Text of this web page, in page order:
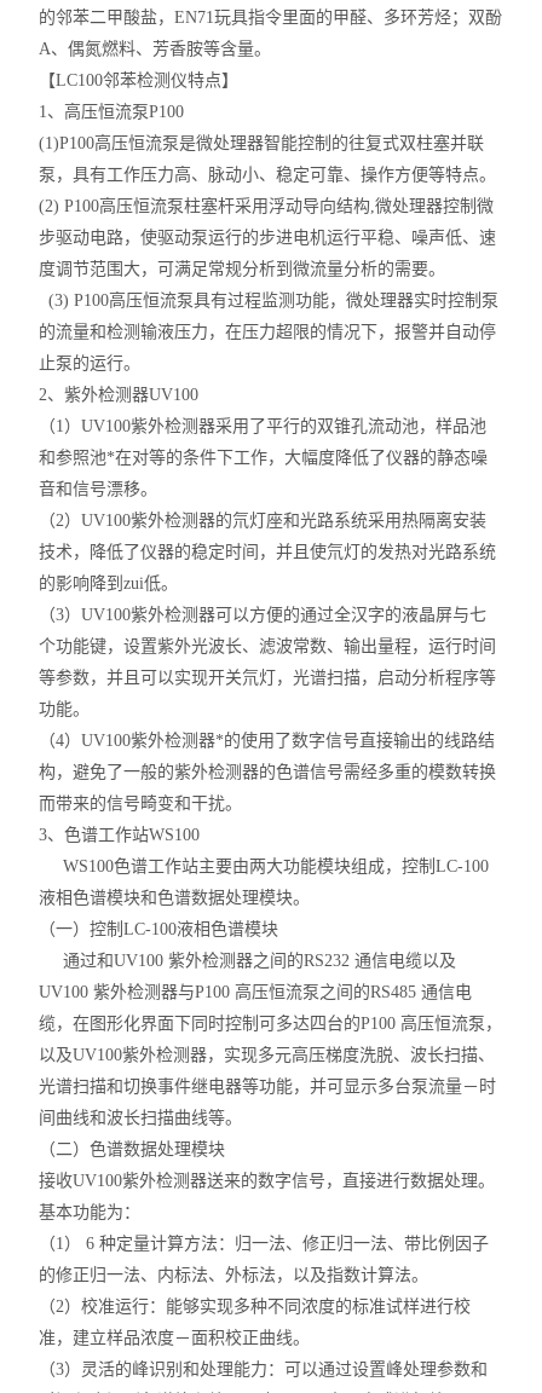
的邻苯二甲酸盐，EN71玩具指令里面的甲醛、多环芳烃；双酚
A、偶氮燃料、芳香胺等含量。
【LC100邻苯检测仪特点】
1、高压恒流泵P100
(1)P100高压恒流泵是微处理器智能控制的往复式双柱塞并联
泵，具有工作压力高、脉动小、稳定可靠、操作方便等特点。
(2) P100高压恒流泵柱塞杆采用浮动导向结构,微处理器控制微
步驱动电路，使驱动泵运行的步进电机运行平稳、噪声低、速
度调节范围大，可满足常规分析到微流量分析的需要。
(3) P100高压恒流泵具有过程监测功能，微处理器实时控制泵
的流量和检测输液压力，在压力超限的情况下，报警并自动停
止泵的运行。
2、紫外检测器UV100
（1）UV100紫外检测器采用了平行的双锥孔流动池，样品池
和参照池*在对等的条件下工作，大幅度降低了仪器的静态噪
音和信号漂移。
（2）UV100紫外检测器的氘灯座和光路系统采用热隔离安装
技术，降低了仪器的稳定时间，并且使氘灯的发热对光路系统
的影响降到zui低。
（3）UV100紫外检测器可以方便的通过全汉字的液晶屏与七
个功能键，设置紫外光波长、滤波常数、输出量程，运行时间
等参数，并且可以实现开关氘灯，光谱扫描，启动分析程序等
功能。
（4）UV100紫外检测器*的使用了数字信号直接输出的线路结
构，避免了一般的紫外检测器的色谱信号需经多重的模数转换
而带来的信号畸变和干扰。
3、色谱工作站WS100
WS100色谱工作站主要由两大功能模块组成，控制LC-100
液相色谱模块和色谱数据处理模块。
（一）控制LC-100液相色谱模块
通过和UV100 紫外检测器之间的RS232 通信电缆以及
UV100 紫外检测器与P100 高压恒流泵之间的RS485 通信电
缆，在图形化界面下同时控制可多达四台的P100 高压恒流泵，
以及UV100紫外检测器，实现多元高压梯度洗脱、波长扫描、
光谱扫描和切换事件继电器等功能，并可显示多台泵流量－时
间曲线和波长扫描曲线等。
（二）色谱数据处理模块
接收UV100紫外检测器送来的数字信号，直接进行数据处理。
基本功能为：
（1） 6 种定量计算方法：归一法、修正归一法、带比例因子
的修正归一法、内标法、外标法，以及指数计算法。
（2）校准运行：能够实现多种不同浓度的标准试样进行校
准，建立样品浓度－面积校正曲线。
（3）灵活的峰识别和处理能力：可以通过设置峰处理参数和